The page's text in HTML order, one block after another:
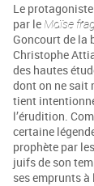
Le
par le Moïse
Goncourt de la
Christophe
des hautes
dont on ne sait
tient
l’érudition.
certaine
prophète par
juifs de son
ses emprunts à